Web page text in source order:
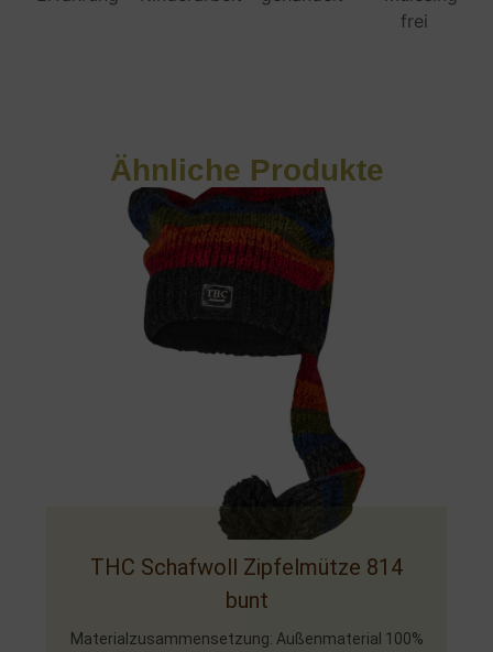
Ähnliche Produkte
THC Schafwoll Zipfelmütze 814
bunt
Materialzusammensetzung: Außenmaterial 100%